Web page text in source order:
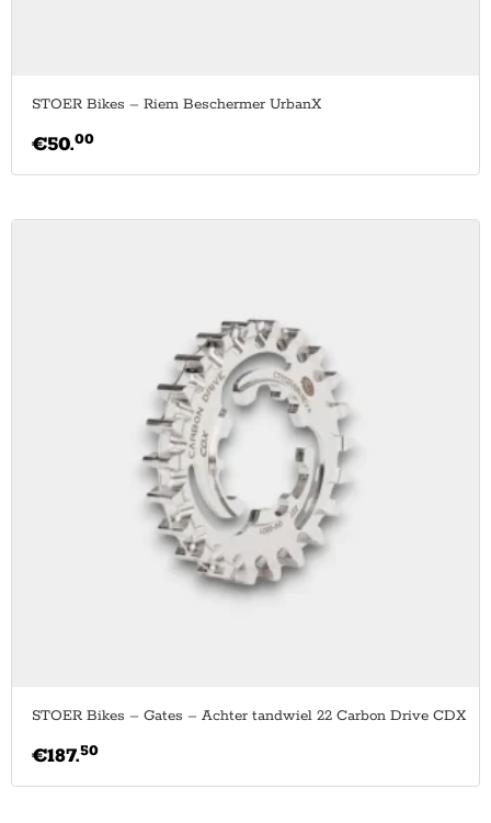
STOER Bikes – Riem Beschermer UrbanX
€50.00
STOER Bikes – Gates – Achter tandwiel 22 Carbon Drive CDX
€187.50